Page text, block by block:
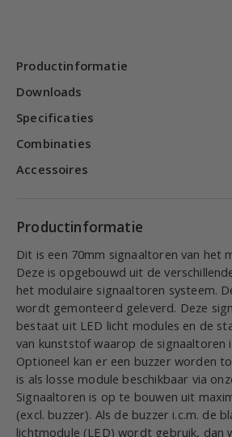
Productinformatie
Downloads
Specificaties
Combinaties
Accessoires
Productinformatie
Dit is een 70mm signaaltoren van het
Deze is opgebouwd uit de
het modulaire signaaltoren systeem.
wordt gemonteerd geleverd. Deze
bestaat uit LED licht modules en de
van kunststof waarop de signaaltoren
Optioneel kan er een buzzer worden
is als losse module beschikbaar via
Signaaltoren is op te bouwen uit
(excl. buzzer). Als de buzzer i.c.m. de
lichtmodule (LED) wordt gebruik, dan